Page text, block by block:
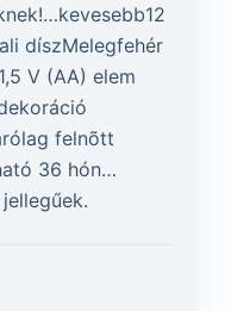
díszMelegfehér
V (AA) elem
felnõtt
36 hón…